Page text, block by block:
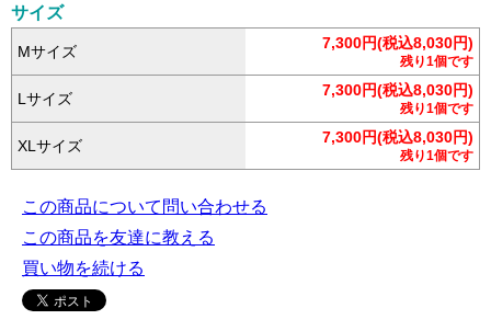
サイズ
Mサイズ 7,300円(税込8,030円)
残り1個です
Lサイズ 7,300円(税込8,030円)
残り1個です
XLサイズ 7,300円(税込8,030円)
残り1個です
この商品について問い合わせる
この商品を友達に教える
買い物を続ける